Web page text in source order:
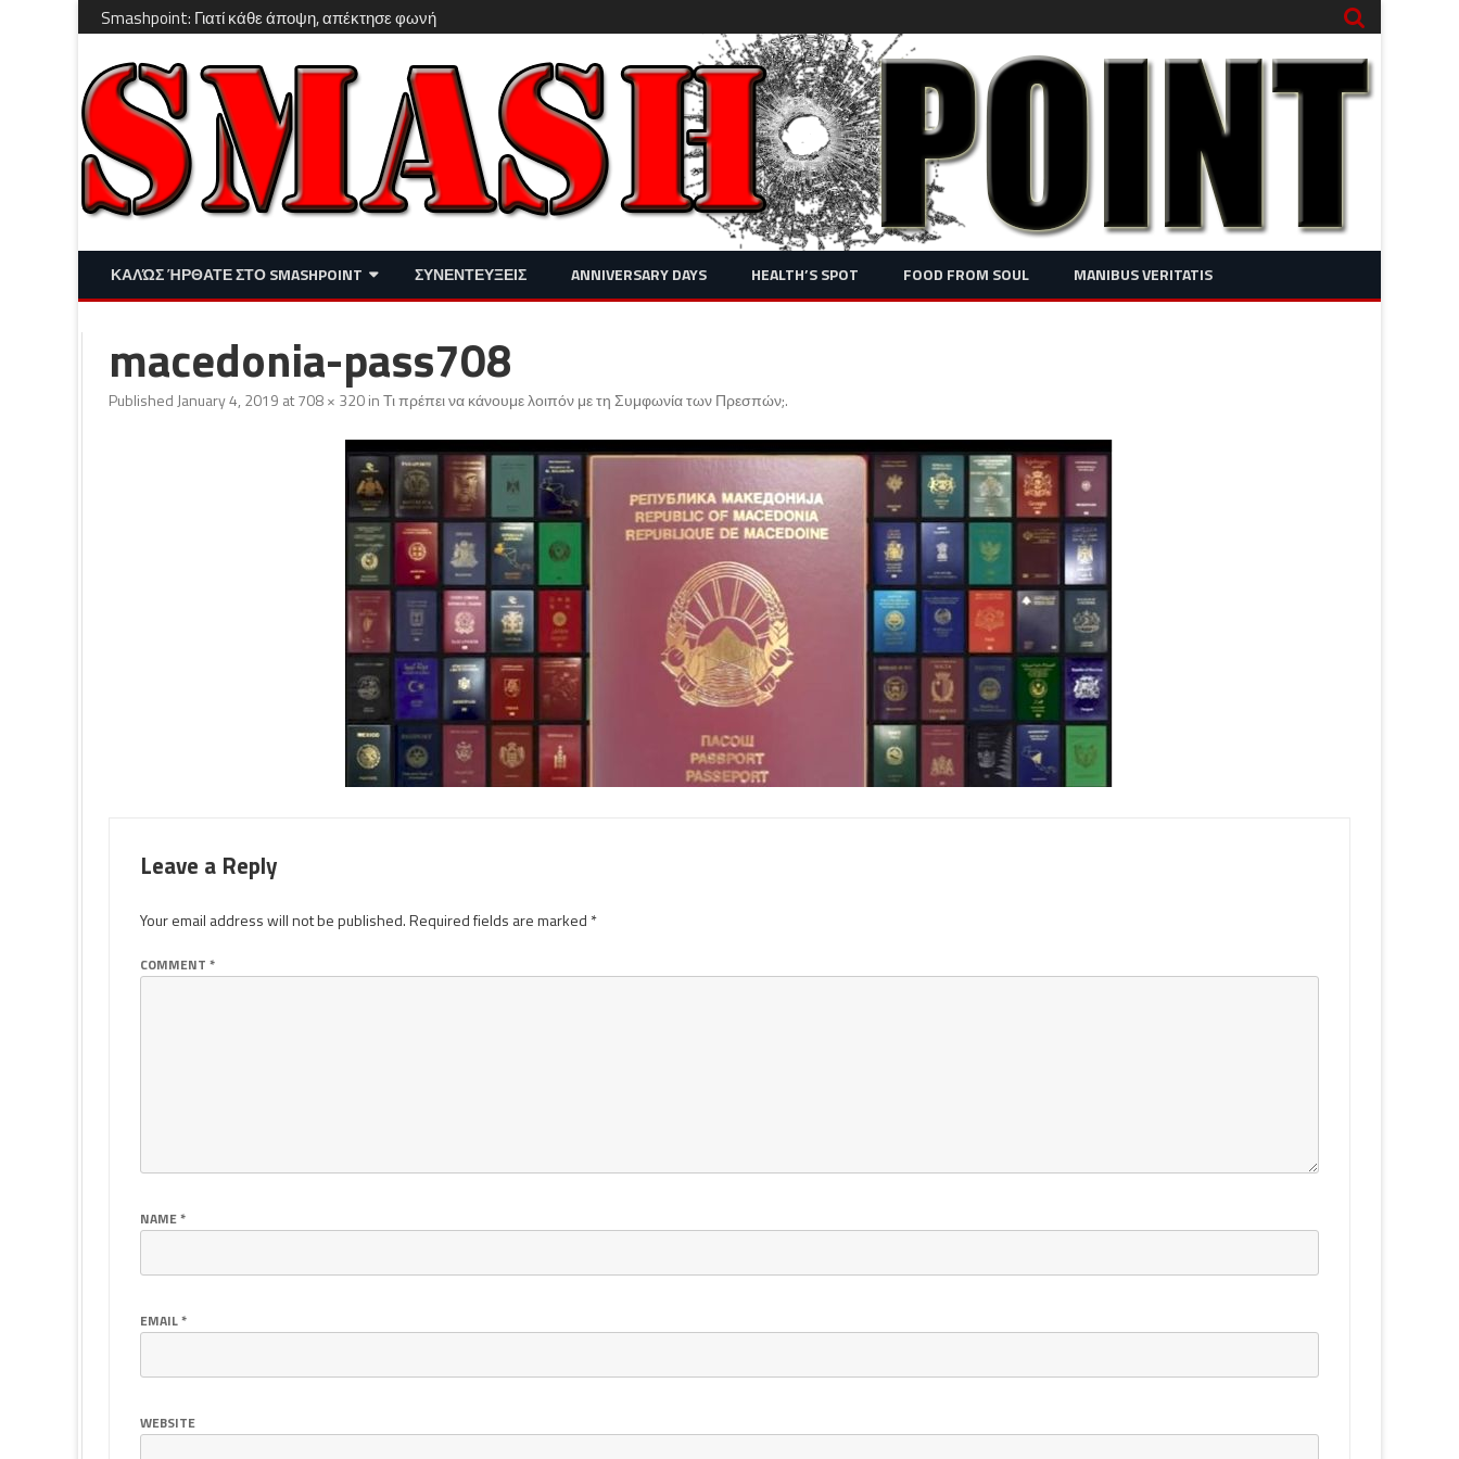
Smashpoint: Γιατί κάθε άποψη, απέκτησε φωνή
Skip
content
ΚΑΛΏΣ ΉΡΘΑΤΕ ΣΤΟ SMASHPOINT
ΔΙΑΣΚΈΔΑΣΗ – LIFESTYLE
ΣΥΝΕΝΤΕΥΞΕΙΣ ANNIVERSARY DAYS HEALTH’S SPOT FOOD FROM SOUL MANIBUS VERITATIS
macedonia-pass708
Published January 4, 2019 at708 × 320inΤι πρέπει να κάνουμε λοιπόν με τη Συμφωνία των Πρεσπών;.
Leave a Reply
Your email address will not be published.Required fields are marked *
COMMENT *
NAME*
EMAIL*
WEBSITE